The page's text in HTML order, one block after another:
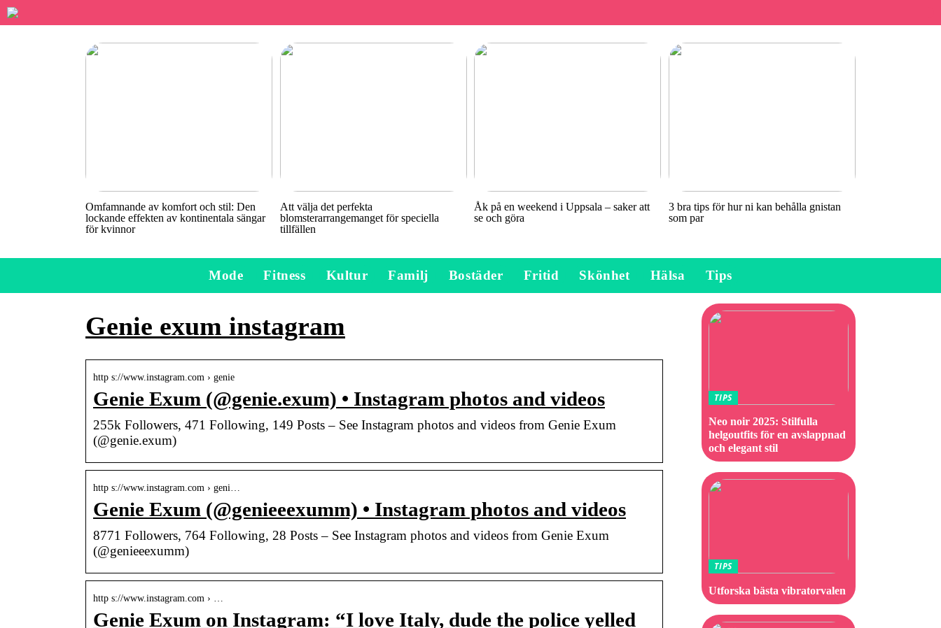
Omfamnande av komfort och stil: Den
lockande effekten av kontinentala sängar
för kvinnor
Att välja det perfekta
blomsterarrangemanget för speciella
tillfällen
Åk på en weekend i Uppsala – saker att
se och göra
3 bra tips för hur ni kan behålla gnistan
som par
Mode Fitness Kultur Familj Bostäder Fritid Skönhet Hälsa Tips
Genie exum instagram
http s://www.instagram.com › genie
Genie Exum (@genie.exum) • Instagram photos and videos
255k Followers, 471 Following, 149 Posts – See Instagram photos and videos from Genie Exum
(@genie.exum)
http s://www.instagram.com › geni…
Genie Exum (@genieeexumm) • Instagram photos and videos
8771 Followers, 764 Following, 28 Posts – See Instagram photos and videos from Genie Exum
(@genieeexumm)
http s://www.instagram.com › …
Genie Exum on Instagram: “I love Italy, dude the police yelled
TIPS
Neo noir 2025: Stilfulla
helgoutfits för en avslappnad
och elegant stil
TIPS
Utforska bästa vibratorvalen